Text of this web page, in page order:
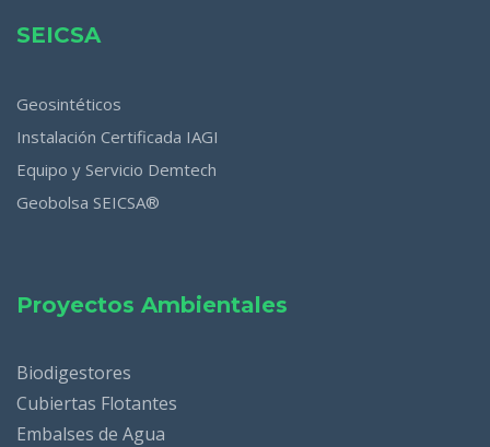
SEICSA
Geosintéticos
Instalación Certificada IAGI
Equipo y Servicio Demtech
Geobolsa SEICSA®
Proyectos Ambientales
Biodigestores
Cubiertas Flotantes
Embalses de Agua